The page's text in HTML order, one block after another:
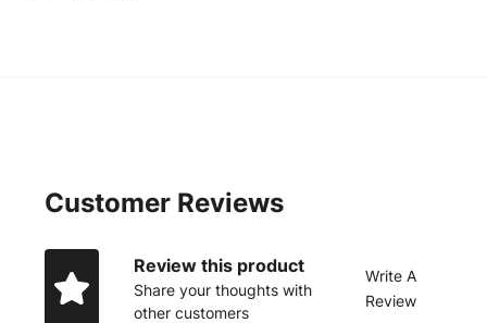
Customer Reviews
Review this product
Share your thoughts with
other customers
Write A
Review